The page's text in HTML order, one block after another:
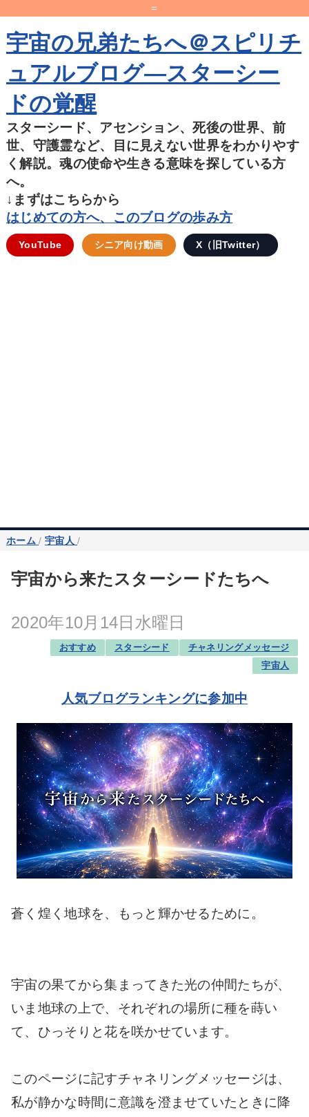
=
宇宙の兄弟たちへ＠スピリチ
ュアルブログ―スターシー
ドの覚醒
スターシード、アセンション、死後の世界、前
世、守護霊など、目に見えない世界をわかりやす
く解説。魂の使命や生きる意味を探している方
へ。
↓まずはこちらから
はじめての方へ、このブログの歩み方
YouTube シニア向け動画 X（旧Twitter）
ホーム / 宇宙人 /
宇宙から来たスターシードたちへ
2020年10月14日水曜日
おすすめ スターシード
チャネリングメッセージ
宇宙人
人気ブログランキングに参加中
蒼く煌く地球を、もっと輝かせるために。
宇宙の果てから集まってきた光の仲間たちが、
いま地球の上で、それぞれの場所に種を蒔い
て、ひっそりと花を咲かせています。
このページに記すチャネリングメッセージは、
私が静かな時間に意識を澄ませていたときに降